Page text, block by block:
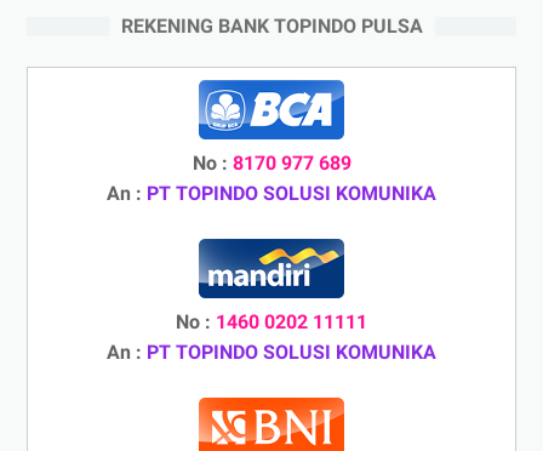
REKENING BANK TOPINDO PULSA
No : 8170 977 689
An : PT TOPINDO SOLUSI KOMUNIKA
No : 1460 0202 11111
An : PT TOPINDO SOLUSI KOMUNIKA